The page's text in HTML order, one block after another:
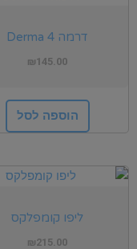
דרמה 4 Derma
₪145.00
הוספה לסל
ליפו קומפלקס
₪215.00